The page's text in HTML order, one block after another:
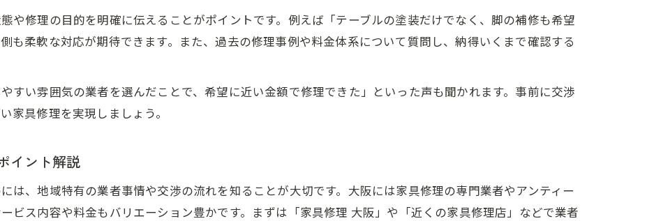
家具修理の費用交渉を始める前に準備したいこと
大阪の家具修理で料金を抑える交渉の基本テク
交渉時に伝えるべき家具修理の希望や要望とは
家具修理の相場情報をもとに交渉成功率をアップ
家具修理の相場情報をチェックするメリット
家具修理料金が決まる仕組みと値引きの交渉術
大阪で家具修理の値引き成功事例に学ぶ対策
や修理の目的を明確に伝えることがポイントです。例えば「テーブルの塗装だけでなく、脚の補修も希望
も柔軟な対応が期待できます。また、過去の修理事例や料金体系について質問し、納得いくまで確認する
すい雰囲気の業者を選んだことで、希望に近い金額で修理できた」といった声も聞かれます。事前に交渉
家具修理を実現しましょう。
イント解説
は、地域特有の業者事情や交渉の流れを知ることが大切です。大阪には家具修理の専門業者やアンティー
ビス内容や料金もバリエーション豊かです。まずは「家具修理 大阪」や「近くの家具修理店」などで業者